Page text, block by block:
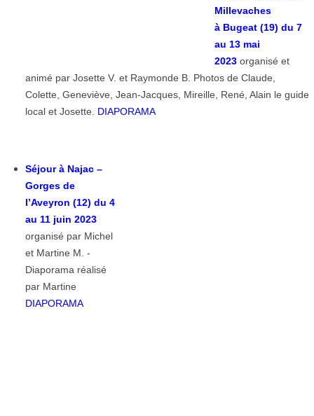
Millevaches
à Bugeat (19) du 7
au 13 mai
2023 organisé et
animé par Josette V. et Raymonde B. Photos de Claude,
Colette, Geneviève, Jean-Jacques, Mireille, René, Alain le guide
local et Josette. DIAPORAMA
Séjour à Najac –
Gorges de
l’Aveyron (12) du 4
au 11 juin 2023
organisé par Michel
et Martine M. -
Diaporama réalisé
par Martine
DIAPORAMA